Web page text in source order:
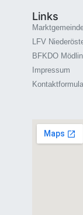
Links
LFV
BFKDO
Impressum